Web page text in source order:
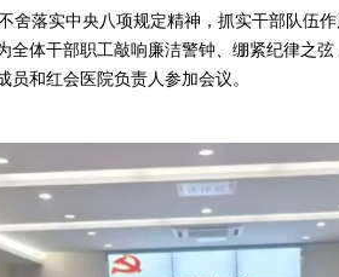
舍落实中央八项规定精神，抓实干部队伍
全体干部职工敲响廉洁警钟、绷紧纪律之
和红会医院负责人参加会议。